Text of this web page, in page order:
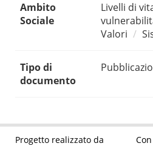
Ambito
Sociale
Livelli di
Valori
Tipo di
documento
Progetto realizzato da